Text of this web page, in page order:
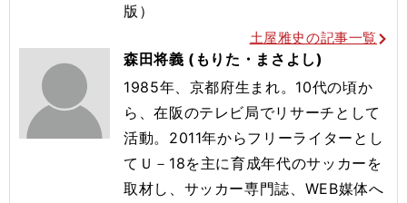
版）
土屋雅史の記事一覧
森田将義 (もりた・まさよし)
1985年、京都府生まれ。10代の頃か
ら、在阪のテレビ局でリサーチとして
活動。2011年からフリーライターとし
てＵ－18を主に育成年代のサッカーを
取材し、サッカー専門誌、WEB媒体へ